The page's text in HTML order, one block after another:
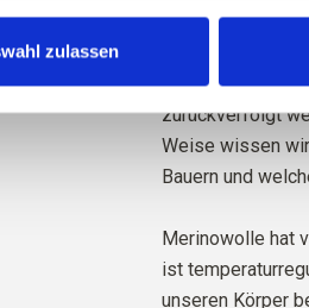
zulassen
Unsere
Neuseeland
praktiziert wird.
zurückverfolgt
Weise wissen
Bauern und
Merinowolle hat
ist
unseren Körper